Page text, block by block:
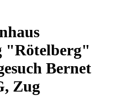
"Rötelberg"
Bernet
Zug